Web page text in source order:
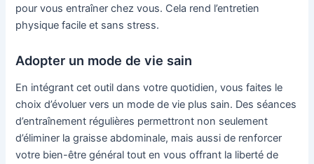
pour vous entraîner chez vous. Cela rend l’entretien
physique facile et sans stress.
Adopter un mode de vie sain
En intégrant cet outil dans votre quotidien, vous faites le
choix d’évoluer vers un mode de vie plus sain. Des séances
d’entraînement régulières permettront non seulement
d’éliminer la graisse abdominale, mais aussi de renforcer
votre bien-être général tout en vous offrant la liberté de